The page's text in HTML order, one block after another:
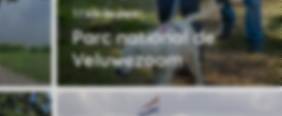
Parc national de
Veluwezoom
17 km du parc